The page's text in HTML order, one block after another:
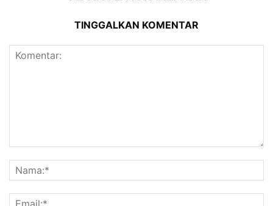
TINGGALKAN KOMENTAR